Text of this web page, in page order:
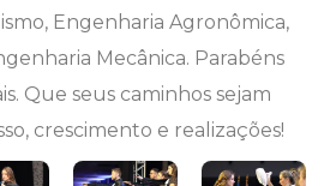
Engenharia Agronômica,
Mecânica. Parabéns
Que seus caminhos sejam
crescimento e realizações!
TCCHumanos